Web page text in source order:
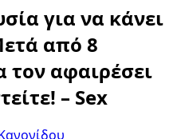
για να κάνει
από 8
τον αφαιρέσει
– Sex